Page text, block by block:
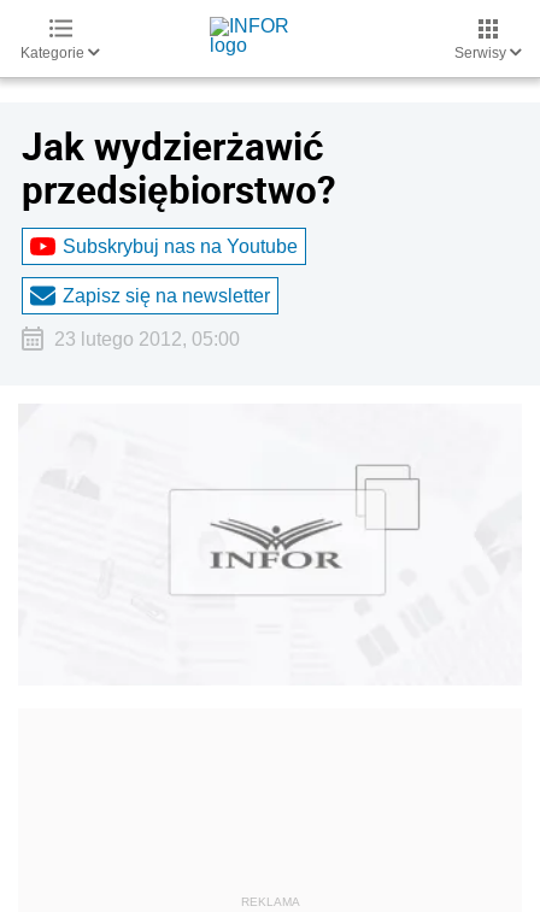
Kategorie Serwisy
Jak wydzierżawić
przedsiębiorstwo?
Subskrybuj nas na Youtube
Zapisz się na newsletter
23 lutego 2012, 05:00